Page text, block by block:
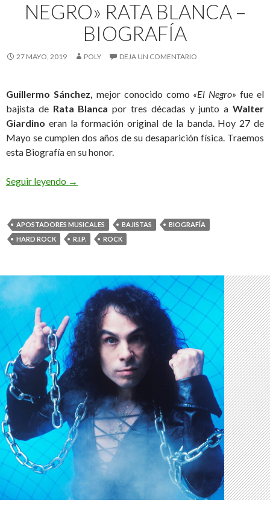
NEGRO» RATA BLANCA –
BIOGRAFÍA
27 MAYO, 2019 POLY DEJA UN COMENTARIO
Guillermo Sánchez, mejor conocido como «El Negro» fue el
bajista de Rata Blanca por tres décadas y junto aWalter
Giardino eran la formación original de la banda. Hoy 27 de
Mayo se cumplen dos años de su desaparición física. Traemos
esta Biografía en su honor.
Seguir leyendo Guillermo Sánchez «El Negro» Rata Blanca –
→
APOSTADORES MUSICALES BAJISTAS
BIOGRAFÍA
HARD ROCK
R.I.P. ROCK